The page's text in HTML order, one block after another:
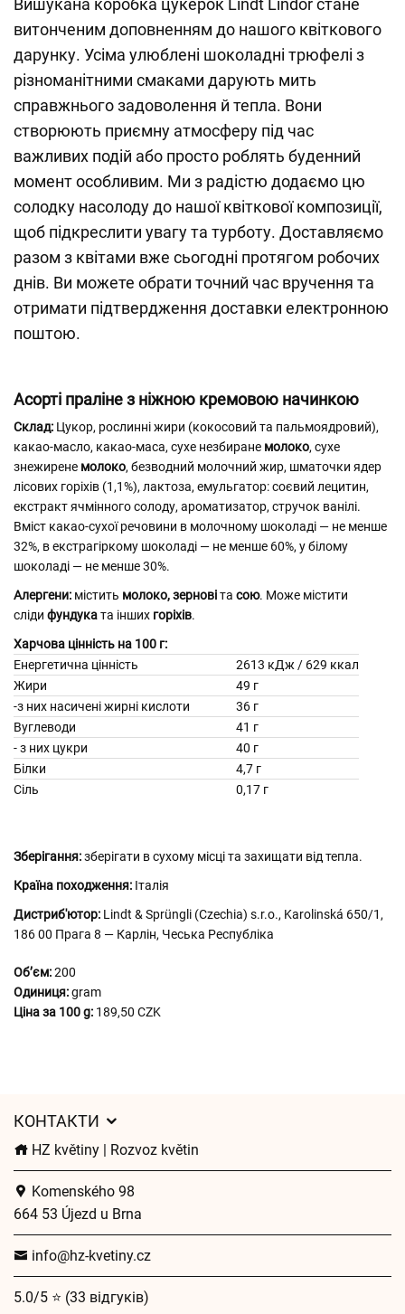
Вишукана коробка цукерок Lindt Lindor стане
витонченим доповненням до нашого квіткового
дарунку. Усіма улюблені шоколадні трюфелі з
різноманітними смаками дарують мить
справжнього задоволення й тепла. Вони
створюють приємну атмосферу під час
важливих подій або просто роблять буденний
момент особливим. Ми з радістю додаємо цю
солодку насолоду до нашої квіткової композиції,
щоб підкреслити увагу та турботу. Доставляємо
разом з квітами вже сьогодні протягом робочих
днів. Ви можете обрати точний час вручення та
отримати підтвердження доставки електронною
поштою.
Асорті праліне з ніжною кремовою начинкою
Склад: Цукор, рослинні жири (кокосовий та пальмоядровий),
какао-масло, какао-маса, сухе незбиране молоко, сухе
знежирене молоко, безводний молочний жир, шматочки ядер
лісових горіхів (1,1%), лактоза, емульгатор: соєвий лецитин,
екстракт ячмінного солоду, ароматизатор, стручок ванілі.
Вміст какао-сухої речовини в молочному шоколаді — не менше
32%, в екстрагіркому шоколаді — не менше 60%, у білому
шоколаді — не менше 30%.
Алергени: містить молоко,зерновіта сою. Може містити
сліди фундуката інших горіхів.
Харчова цінність на 100 г:
Енергетична цінність
2613 кДж / 629 ккал
Жири
49 г
-з них насичені жирні кислоти 36 г
Вуглеводи
41 г
- з них цукри
40 г
Білки
4,7 г
Сіль
0,17 г
Зберігання:зберігати в сухому місці та захищати від тепла.
Країна походження: Італія
Дистриб'ютор: Lindt & Sprüngli (Czechia) s.r.o., Karolinská 650/1,
186 00 Прага 8 — Карлін, Чеська Республіка
Обʼєм:200
Одиниця:gram
Ціна за 100 g: 189,50 CZK
КОНТАКТИ
HZ květiny | Rozvoz květin
Komenského 98
664 53 Újezd u Brna
info@hz-kvetiny.cz
5.0/5 ⭐ (33 відгуків)